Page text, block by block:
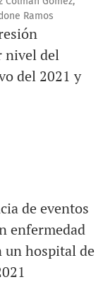
Ramos
nivel del
del 2021 y
de eventos
enfermedad
un hospital de